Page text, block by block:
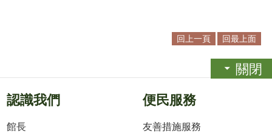
回上一頁 回最上面
關閉
認識我們
館長
便民服務
友善措施服務